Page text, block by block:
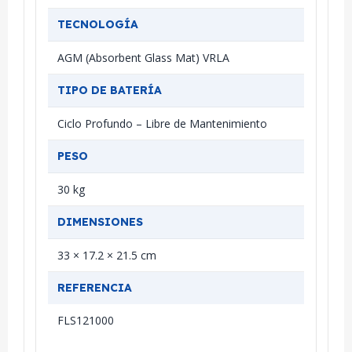
TECNOLOGÍA
AGM (Absorbent Glass Mat) VRLA
TIPO DE BATERÍA
Ciclo Profundo – Libre de Mantenimiento
PESO
30 kg
DIMENSIONES
33 × 17.2 × 21.5 cm
REFERENCIA
FLS121000